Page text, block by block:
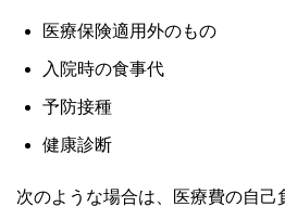
医療保険適用外のもの
入院時の食事代
予防接種
健康診断
次のような場合は、医療費の自己